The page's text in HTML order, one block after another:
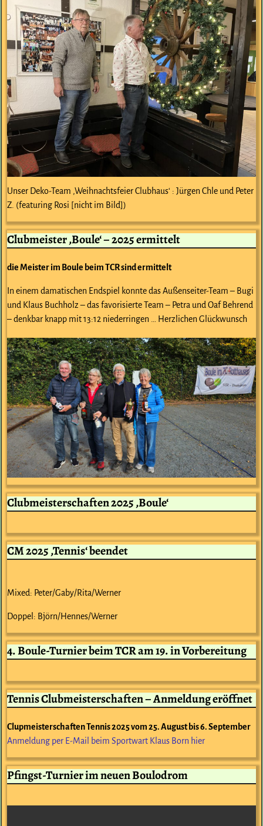
Unser Deko-Team ‚Weihnachtsfeier Clubhaus‘ : Jürgen Chle und Peter
Z. (featuring Rosi [nicht im Bild])
Clubmeister ‚Boule‘ – 2025 ermittelt
die Meister im Boule beim TCR sind ermittelt
In einem damatischen Endspiel konnte das Außenseiter-Team – Bugi
und Klaus Buchholz – das favorisierte Team – Petra und Oaf Behrend
– denkbar knapp mit 13:12 niederringen … Herzlichen Glückwunsch
Clubmeisterschaften 2025 ‚Boule‘
CM 2025 ‚Tennis‘ beendet
Mixed: Peter/Gaby/Rita/Werner
Doppel: Björn/Hennes/Werner
4. Boule-Turnier beim TCR am 19. in Vorbereitung
Tennis Clubmeisterschaften – Anmeldung eröffnet
Clupmeisterschaften Tennis 2025 vom 25. August bis 6. September
Anmeldung per E-Mail beim Sportwart Klaus Born hier
Pfingst-Turnier im neuen Boulodrom